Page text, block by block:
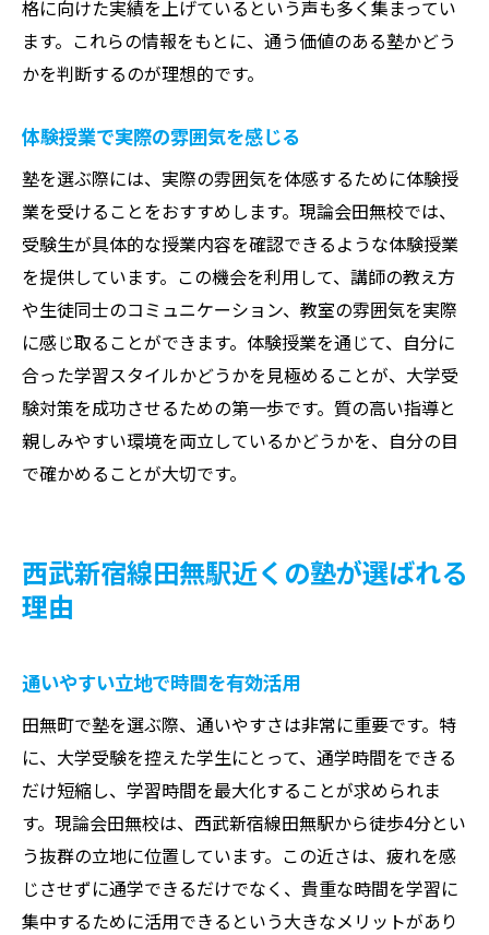
格に向けた実績を上げているという声も多く集まってい
ます。これらの情報をもとに、通う価値のある塾かどう
かを判断するのが理想的です。
体験授業で実際の雰囲気を感じる
塾を選ぶ際には、実際の雰囲気を体感するために体験授
業を受けることをおすすめします。現論会田無校では、
受験生が具体的な授業内容を確認できるような体験授業
を提供しています。この機会を利用して、講師の教え方
や生徒同士のコミュニケーション、教室の雰囲気を実際
に感じ取ることができます。体験授業を通じて、自分に
合った学習スタイルかどうかを見極めることが、大学受
験対策を成功させるための第一歩です。質の高い指導と
親しみやすい環境を両立しているかどうかを、自分の目
で確かめることが大切です。
西武新宿線田無駅近くの塾が選ばれる
理由
通いやすい立地で時間を有効活用
田無町で塾を選ぶ際、通いやすさは非常に重要です。特
に、大学受験を控えた学生にとって、通学時間をできる
だけ短縮し、学習時間を最大化することが求められま
す。現論会田無校は、西武新宿線田無駅から徒歩4分とい
う抜群の立地に位置しています。この近さは、疲れを感
じさせずに通学できるだけでなく、貴重な時間を学習に
集中するために活用できるという大きなメリットがあり